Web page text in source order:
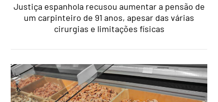
Justiça espanhola recusou aumentar a pensão de
um carpinteiro de 91 anos, apesar das várias
cirurgias e limitações físicas